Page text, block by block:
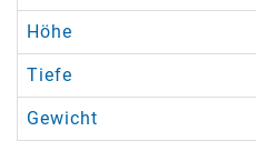
Höhe
Tiefe
Gewicht